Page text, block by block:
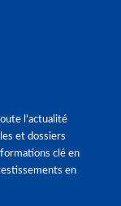
l'actualité
et dossiers
clé en
en